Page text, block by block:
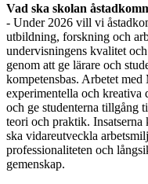
Vad ska skolan
- Under 2026 vill vi
utbildning, forskning och
undervisningens kvalitet
genom att ge lärare och
kompetensbas. Arbetet
experimentella och kreativa
och ge studenterna tillgång
teori och praktik.
ska vidareutveckla
professionaliteten och
gemenskap.